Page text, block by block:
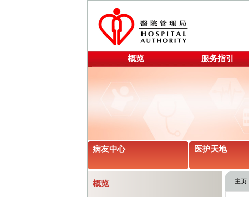
概览 服务指引
病友中心 医护天地
概览 主页